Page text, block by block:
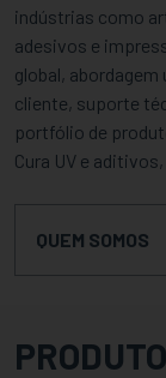
indústrias como
adesivos e
global,
cliente, suporte
portfólio de
Cura UV e
QUEM SOMOS